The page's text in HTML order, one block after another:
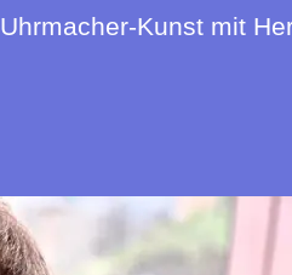
Uhrmacher-Kunst mit